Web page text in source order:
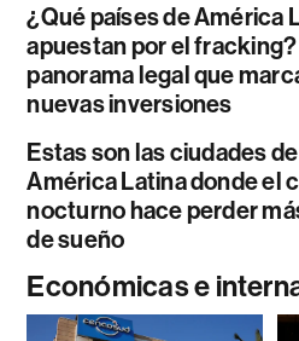
¿Qué países de América
apuestan por el fracking?
panorama legal que
nuevas inversiones
Estas son las ciudades de
América Latina donde el
nocturno hace perder
de sueño
Económicas e